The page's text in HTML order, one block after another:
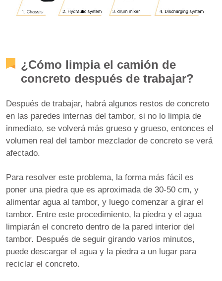
¿Cómo limpia el camión de
concreto después de trabajar?
Después de trabajar, habrá algunos restos de concreto
en las paredes internas del tambor, si no lo limpia de
inmediato, se volverá más grueso y grueso, entonces el
volumen real del tambor mezclador de concreto se verá
afectado.
Para resolver este problema, la forma más fácil es
poner una piedra que es aproximada de 30-50 cm, y
alimentar agua al tambor, y luego comenzar a girar el
tambor. Entre este procedimiento, la piedra y el agua
limpiarán el concreto dentro de la pared interior del
tambor. Después de seguir girando varios minutos,
puede descargar el agua y la piedra a un lugar para
reciclar el concreto.